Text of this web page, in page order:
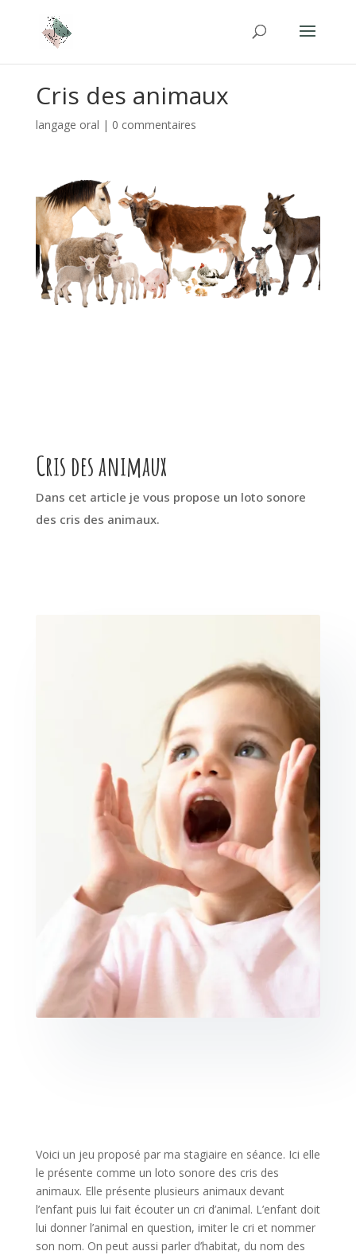
Cris des animaux
langage oral | 0 commentaires
Cris des animaux
Dans cet article je vous propose un loto sonore
des cris des animaux.
Voici un jeu proposé par ma stagiaire en séance. Ici elle
le présente comme un loto sonore des cris des
animaux. Elle présente plusieurs animaux devant
l’enfant puis lui fait écouter un cri d’animal. L’enfant doit
lui donner l’animal en question, imiter le cri et nommer
son nom. On peut aussi parler d’habitat, du nom des